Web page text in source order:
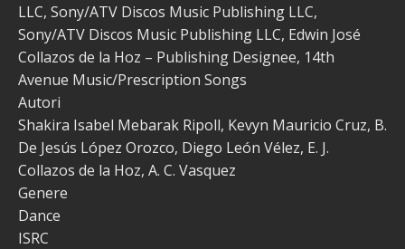
LLC, Sony/ATV Discos Music Publishing LLC,
Sony/ATV Discos Music Publishing LLC, Edwin José
Collazos de la Hoz – Publishing Designee, 14th
Avenue Music/Prescription Songs
Autori
Shakira Isabel Mebarak Ripoll, Kevyn Mauricio Cruz, B.
De Jesús López Orozco, Diego León Vélez, E. J.
Collazos de la Hoz, A. C. Vasquez
Genere
Dance
ISRC